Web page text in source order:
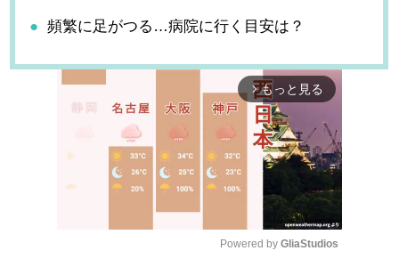
頻繁に足がつる…病院に行く目安は？
arrow_forward_ios もっと見る
Powered by GliaStudios